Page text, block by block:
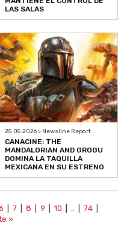
LAS SALAS
25.05.2026 > Newsline Report
CANACINE: THE
MANDALORIAN AND GROGU
DOMINA LA TAQUILLA
MEXICANA EN SU ESTRENO
7 8 9 10 74
»